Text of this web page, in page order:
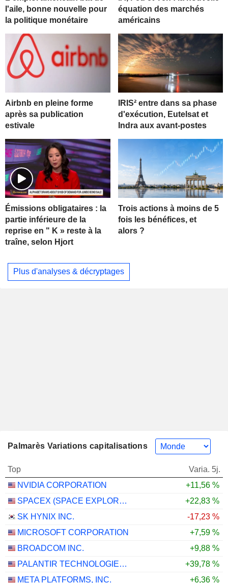
l'aile, bonne nouvelle pour
la politique monétaire
équation des marchés
américains
Airbnb en pleine forme
après sa publication
estivale
IRIS² entre dans sa phase
d'exécution, Eutelsat et
Indra aux avant-postes
Émissions obligataires : la
partie inférieure de la
reprise en " K » reste à la
traîne, selon Hjort
Trois actions à moins de 5
fois les bénéfices, et
alors ?
Plus d'analyses & décryptages
Palmarès Variations capitalisations
Top
Varia. 5j.
NVIDIA CORPORATION
+11,56 %
SPACEX (SPACE EXPLORATION TECHNOLOGIES)
+22,83 %
SK HYNIX INC.
-17,23 %
MICROSOFT CORPORATION
+7,59 %
BROADCOM INC.
+9,88 %
PALANTIR TECHNOLOGIES INC.
+39,78 %
META PLATFORMS, INC.
+6,36 %